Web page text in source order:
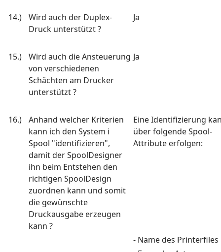
14.)
Wird auch der Duplex-
Druck unterstützt ?
Ja
15.)
Wird auch die Ansteuerung
von verschiedenen
Schächten am Drucker
unterstützt ?
Ja
16.)
Anhand welcher Kriterien
kann ich den System i
Spool "identifizieren",
damit der SpoolDesigner
ihn beim Entstehen den
richtigen SpoolDesign
zuordnen kann und somit
die gewünschte
Druckausgabe erzeugen
kann ?
Eine Identifizierung
über folgende Spool-
Attribute erfolgen:
- Name des Printerfiles